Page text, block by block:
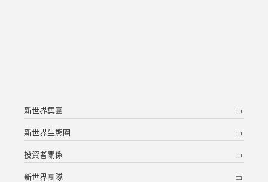
新世界集團
新世界生態圈
投資者關係
新世界團隊